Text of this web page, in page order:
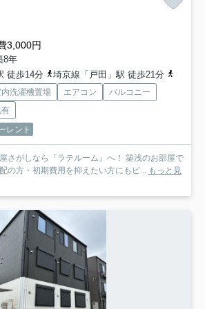
3,000円
8年
徒歩14分
埼京線「戸田」駅 徒歩21分
洗濯機置場 エアコン
バルコニー
有
レント
さがしなら『ラテルーム』へ！ 築浅のお部屋で
の方・初期費用を抑えたい方にもピ... もっと見